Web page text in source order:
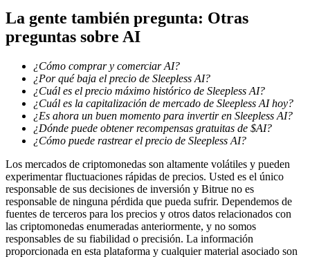
Inversiones exclusivas para titulares de BTR
Préstamos
Servicio de préstamos respaldado por criptomonedas
La gente también pregunta: Otras
preguntas sobre AI
¿Cómo comprar y comerciar AI?
¿Por qué baja el precio de Sleepless AI?
¿Cuál es el precio máximo histórico de Sleepless AI?
¿Cuál es la capitalización de mercado de Sleepless AI hoy?
¿Es ahora un buen momento para invertir en Sleepless AI?
¿Dónde puede obtener recompensas gratuitas de $AI?
¿Cómo puede rastrear el precio de Sleepless AI?
Los mercados de criptomonedas son altamente volátiles y pueden
experimentar fluctuaciones rápidas de precios. Usted es el único
responsable de sus decisiones de inversión y Bitrue no es
responsable de ninguna pérdida que pueda sufrir. Dependemos de
fuentes de terceros para los precios y otros datos relacionados con
las criptomonedas enumeradas anteriormente, y no somos
responsables de su fiabilidad o precisión. La información
proporcionada en esta plataforma y cualquier material asociado son